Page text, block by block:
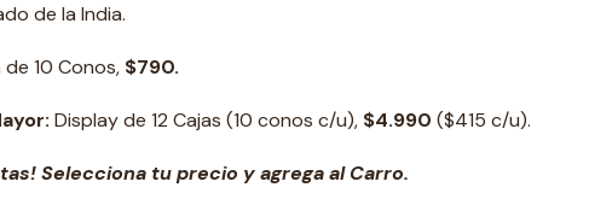
de la India.
de 10 Conos, $790.
Display de 12 Cajas (10 conos c/u), $4.990 ($415 c/u).
Selecciona tu precio y agrega al Carro.